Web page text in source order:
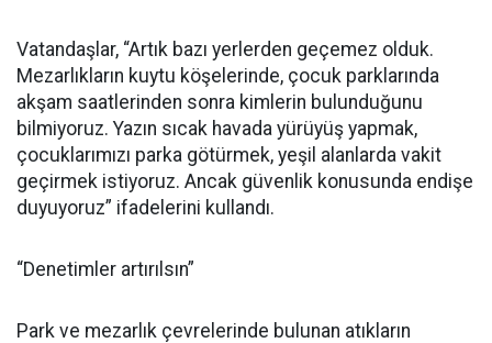
Vatandaşlar, “Artık bazı yerlerden geçemez olduk.
Mezarlıkların kuytu köşelerinde, çocuk parklarında
akşam saatlerinden sonra kimlerin bulunduğunu
bilmiyoruz. Yazın sıcak havada yürüyüş yapmak,
çocuklarımızı parka götürmek, yeşil alanlarda vakit
geçirmek istiyoruz. Ancak güvenlik konusunda endişe
duyuyoruz” ifadelerini kullandı.
“Denetimler artırılsın”
Park ve mezarlık çevrelerinde bulunan atıkların